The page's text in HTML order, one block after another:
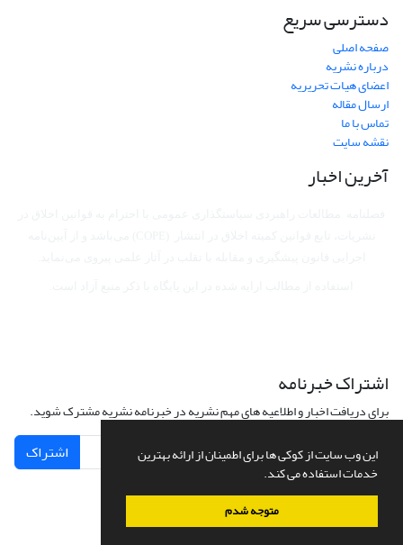
این وب سایت از کوکی ها برای اطمینان از ارائه بهترین
خدمات استفاده می کند.
متوجه شدم
دسترسی سریع
صفحه اصلی
درباره نشریه
اعضای هیات تحریریه
ارسال مقاله
تماس با ما
نقشه سایت
آخرین اخبار
اشتراک خبرنامه
برای دریافت اخبار و اطلاعیه های مهم نشریه در خبرنامه نشریه مشترک شوید.
اشتراک
سامانه مدیریت نشریات علمی.طراحی و پیاده سازی ازسیناوب